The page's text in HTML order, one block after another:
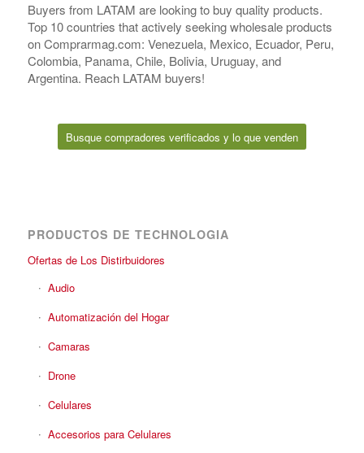
Buyers from LATAM are looking to buy quality products.
Top 10 countries that actively seeking wholesale products
on Comprarmag.com: Venezuela, Mexico, Ecuador, Peru,
Colombia, Panama, Chile, Bolivia, Uruguay, and
Argentina. Reach LATAM buyers!
Busque compradores verificados y lo que venden
PRODUCTOS DE TECHNOLOGIA
Ofertas de Los Distirbuidores
Audio
Automatización del Hogar
Camaras
Drone
Celulares
Accesorios para Celulares